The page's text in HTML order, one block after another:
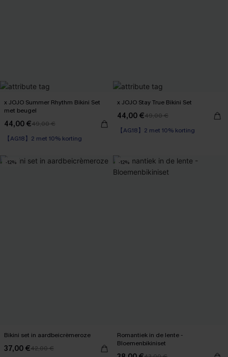
x JOJO Summer Rhythm Bikini Set
met beugel
44,00 €49,00 €
【AG18】2 met 10% korting
Underwire
x JOJO Stay True Bikini Set
44,00 €49,00 €
【AG18】2 met 10% korting
Underwire
-12%
Bikini set in aardbeicrèmeroze
37,00 €42,00 €
【AG18】2 met 10% korting
-12%
Romantiek in de lente -
Bloemenbikiniset